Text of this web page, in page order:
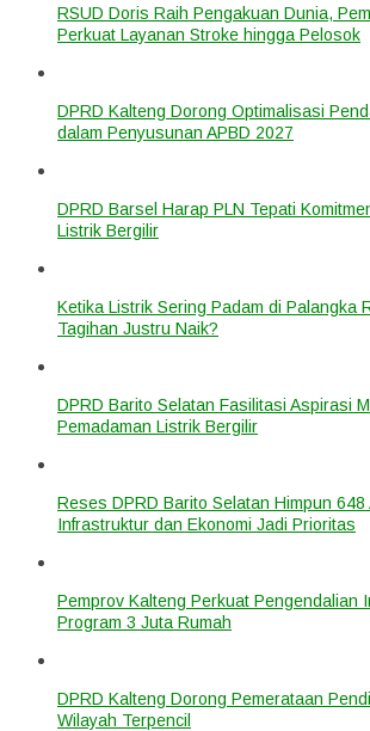
RSUD Doris Raih Pengakuan Dunia,
Perkuat Layanan Stroke hingga Pelosok
DPRD Kalteng Dorong Optimalisasi
dalam Penyusunan APBD 2027
DPRD Barsel Harap PLN Tepati
Listrik Bergilir
Ketika Listrik Sering Padam di Palangka
Tagihan Justru Naik?
DPRD Barito Selatan Fasilitasi Aspirasi
Pemadaman Listrik Bergilir
Reses DPRD Barito Selatan Himpun 648
Infrastruktur dan Ekonomi Jadi Prioritas
Pemprov Kalteng Perkuat Pengendalian
Program 3 Juta Rumah
DPRD Kalteng Dorong Pemerataan
Wilayah Terpencil